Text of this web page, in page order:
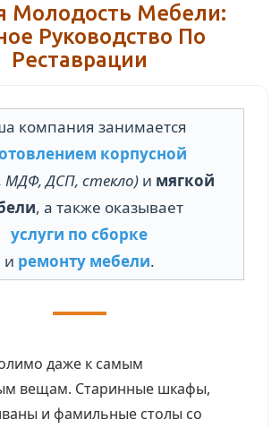
Молодость Мебели:
Руководство По
Реставрации
компания занимается
корпусной
МДФ, ДСП, стекло)и мягкой
, а также оказывает
услуги по сборке
и ремонту мебели.
даже к самым
вещам. Старинные шкафы,
и фамильные столы со